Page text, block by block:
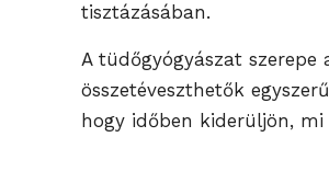
tisztázásában.
A tüdőgyógyászat
összetéveszthetők
hogy időben kiderüljön,